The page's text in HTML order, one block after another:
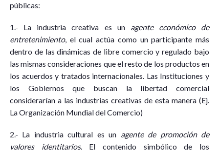
públicas:
1.- La industria creativa es un agente económico de
entretenimiento, el cual actúa como un participante más
dentro de las dinámicas de libre comercio y regulado bajo
las mismas consideraciones que el resto de los productos en
los acuerdos y tratados internacionales. Las Instituciones y
los Gobiernos que buscan la libertad comercial
considerarían a las industrias creativas de esta manera (Ej.
La Organización Mundial del Comercio)
2.- La industria cultural es un agente de promoción de
valores identitarios. El contenido simbólico de los